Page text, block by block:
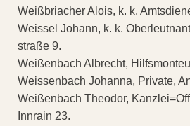
Weißbriacher Alois, k. k.
Weissel Johann, k. k.
straße 9.
Weißenbach Albrecht,
Weissenbach Johanna, Private,
Weißenbach Theodor,
Innrain 23.